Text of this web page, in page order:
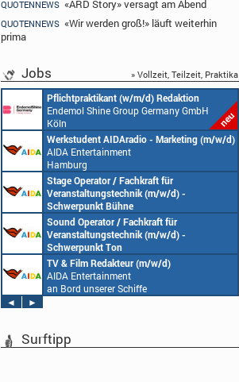
QUOTENNEWS «ARD Story» versagt am Abend
QUOTENNEWS «Wir werden groß!» läuft weiterhin
prima
Jobs » Vollzeit, Teilzeit, Praktika
Pflichtpraktikant (w/m/d) Redaktion
Endemol Shine Group Germany GmbH
Köln
Werkstudent AIDAradio - Marketing (m/w/d)
AIDA Entertainment
Hamburg
Stage Operator / Fachkraft für
Veranstaltungstechnik (m/w/d) -
Schwerpunkt Bühne
AIDA Entertainment
an Bord unserer Schiffe
Sound Operator / Fachkraft für
Veranstaltungstechnik (m/w/d) -
Schwerpunkt Ton
AIDA Entertainment
an Bord unserer Schiffe
TV & Film Redakteur (m/w/d)
AIDA Entertainment
an Bord unserer Schiffe
◄
►
Surftipp